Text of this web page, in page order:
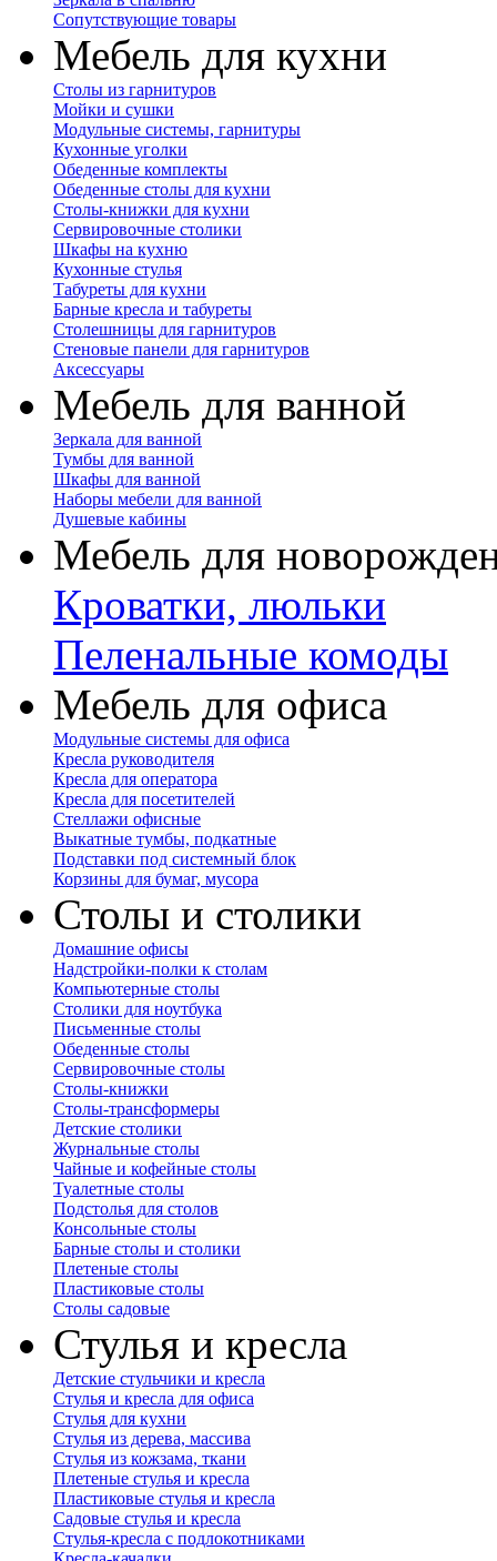
Сопутствующие товары
Мебель для кухни
Столы из гарнитуров
Мойки и сушки
Модульные системы, гарнитуры
Кухонные уголки
Обеденные комплекты
Обеденные столы для кухни
Столы-книжки для кухни
Сервировочные столики
Шкафы на кухню
Кухонные стулья
Табуреты для кухни
Барные кресла и табуреты
Столешницы для гарнитуров
Стеновые панели для гарнитуров
Аксессуары
Мебель для ванной
Зеркала для ванной
Тумбы для ванной
Шкафы для ванной
Наборы мебели для ванной
Душевые кабины
Мебель для
Кроватки, люльки
Пеленальные комоды
Мебель для офиса
Модульные системы для офиса
Кресла руководителя
Кресла для оператора
Кресла для посетителей
Стеллажи офисные
Выкатные тумбы, подкатные
Подставки под системный блок
Корзины для бумаг, мусора
Столы и столики
Домашние офисы
Надстройки-полки к столам
Компьютерные столы
Столики для ноутбука
Письменные столы
Обеденные столы
Сервировочные столы
Столы-книжки
Столы-трансформеры
Детские столики
Журнальные столы
Чайные и кофейные столы
Туалетные столы
Подстолья для столов
Консольные столы
Барные столы и столики
Плетеные столы
Пластиковые столы
Столы садовые
Стулья и кресла
Детские стульчики и кресла
Стулья и кресла для офиса
Стулья для кухни
Стулья из дерева, массива
Стулья из кожзама, ткани
Плетеные стулья и кресла
Пластиковые стулья и кресла
Садовые стулья и кресла
Стулья-кресла с подлокотниками